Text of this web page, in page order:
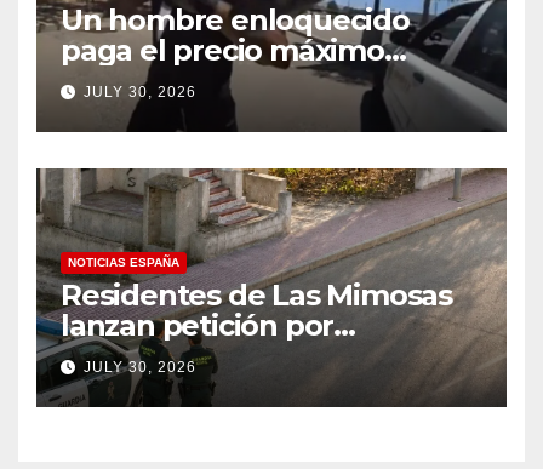
Un hombre enloquecido
paga el precio máximo
después de llevar un cuchillo
a un tiroteo con agentes del
condado de Los Ángeles
(VIDEO) * The Gateway
Pundit * por Cullen
Linebarger
JULY 30, 2026
NOTICIAS ESPAÑA
Residentes de Las Mimosas
lanzan petición por
disminución ‘inaceptable’ de
servicios básicos – The
Leader
JULY 30, 2026